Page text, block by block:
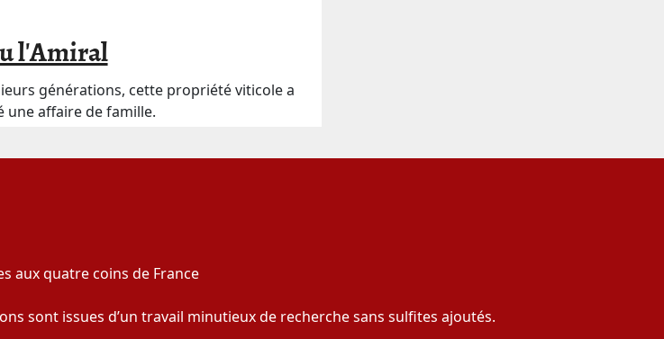
l'Amiral
générations, cette propriété viticole a
une affaire de famille.
aux quatre coins de France
sont issues d’un travail minutieux de recherche sans sulfites ajoutés.